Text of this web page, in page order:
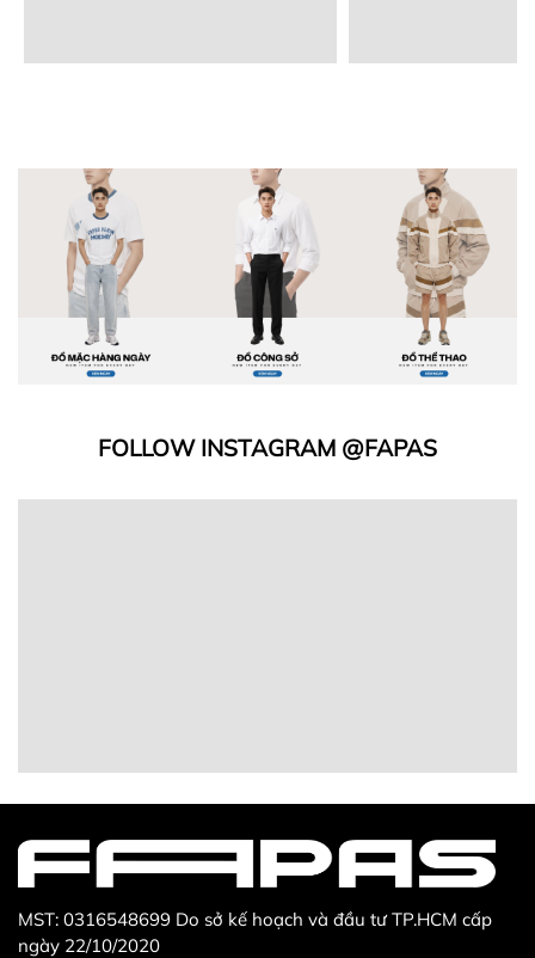
FOLLOW INSTAGRAM @FAPAS
MST: 0316548699 Do sở kế hoạch và đầu tư TP.HCM cấp
ngày 22/10/2020